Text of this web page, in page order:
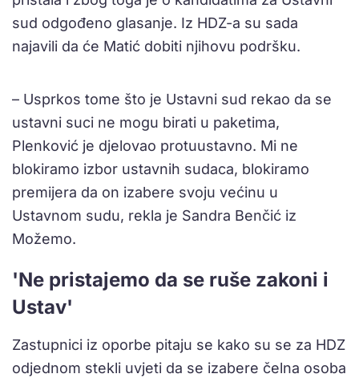
sud odgođeno glasanje. Iz HDZ-a su sada
najavili da će Matić dobiti njihovu podršku.
– Usprkos tome što je Ustavni sud rekao da se
ustavni suci ne mogu birati u paketima,
Plenković je djelovao protuustavno. Mi ne
blokiramo izbor ustavnih sudaca, blokiramo
premijera da on izabere svoju većinu u
Ustavnom sudu, rekla je Sandra Benčić iz
Možemo.
'Ne pristajemo da se ruše zakoni i
Ustav'
Zastupnici iz oporbe pitaju se kako su se za HDZ
odjednom stekli uvjeti da se izabere čelna osoba